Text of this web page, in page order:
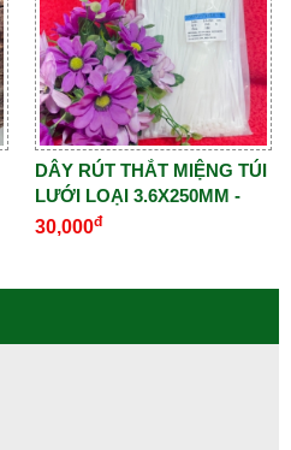
DÂY RÚT THẮT MIỆNG TÚI
LƯỚI LOẠI 3.6X250MM -
D146 - D146
30,000đ